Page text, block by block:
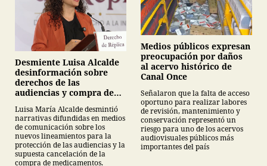
Desmiente Luisa Alcalde
desinformación sobre
derechos de las
audiencias y compra de
Luisa María Alcalde desmintió
narrativas difundidas en medios
de comunicación sobre los
nuevos lineamientos para la
protección de las audiencias y la
supuesta cancelación de la
compra de medicamentos.
Medios públicos expresan
preocupación por daños
al acervo histórico de
Canal Once
Señalaron que la falta de acceso
oportuno para realizar labores
de revisión, mantenimiento y
conservación representó un
riesgo para uno de los acervos
audiovisuales públicos más
importantes del país